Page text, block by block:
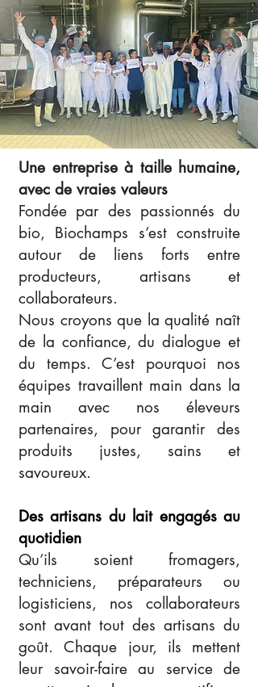
Une entreprise à taille humaine,
avec de vraies valeurs
Fondée par des passionnés du
bio, Biochamps s’est construite
autour de liens forts entre
producteurs, artisans et
collaborateurs.
Nous croyons que la qualité naît
de la confiance, du dialogue et
du temps. C’est pourquoi nos
équipes travaillent main dans la
main avec nos éleveurs
partenaires, pour garantir des
produits justes, sains et
savoureux.
Des artisans du lait engagés au
quotidien
Qu’ils soient fromagers,
techniciens, préparateurs ou
logisticiens, nos collaborateurs
sont avant tout des artisans du
goût. Chaque jour, ils mettent
leur savoir-faire au service de